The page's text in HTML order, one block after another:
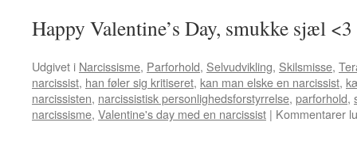
Happy Valentine’s Day, smukke sjæl <3
Udgivet i Narcissisme, Parforhold, Selvudvikling, Skilsmisse,
narcissist, han føler sig kritiseret, kan man elske en narcissist,
narcissisten, narcissistisk personlighedsforstyrrelse, parforhold,
narcissisme, Valentine's day med en narcissist | Kommentarer